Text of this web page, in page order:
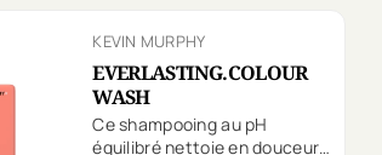
KEVIN MURPHY
EVERLASTING.COLOUR
WASH
Ce shampooing au pH
équilibré nettoie en douceur,